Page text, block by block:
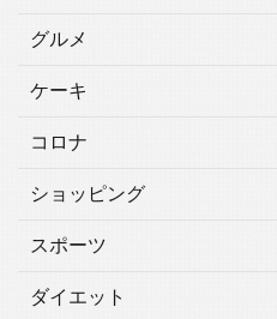
グルメ
ケーキ
コロナ
ショッピング
スポーツ
ダイエット